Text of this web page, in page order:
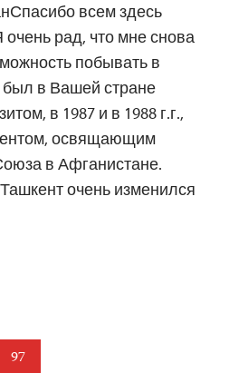
всем здесь
рад, что мне снова
побывать в
был в Вашей стране
в 1987 и в 1988 г.г.,
освящающим
в Афганистане.
очень изменился
97